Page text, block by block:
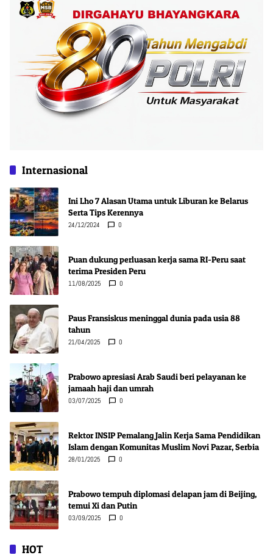
Internasional
Ini Lho 7 Alasan Utama untuk Liburan ke Belarus
Serta Tips Kerennya
24/12/2024 0
Puan dukung perluasan kerja sama RI-Peru saat
terima Presiden Peru
11/08/2025 0
Paus Fransiskus meninggal dunia pada usia 88
tahun
21/04/2025 0
Prabowo apresiasi Arab Saudi beri pelayanan ke
jamaah haji dan umrah
03/07/2025 0
Rektor INSIP Pemalang Jalin Kerja Sama Pendidikan
Islam dengan Komunitas Muslim Novi Pazar, Serbia
28/01/2025 0
Prabowo tempuh diplomasi delapan jam di Beijing,
temui Xi dan Putin
03/09/2025 0
HOT